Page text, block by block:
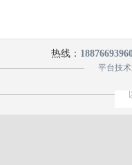
热线：
平台技术